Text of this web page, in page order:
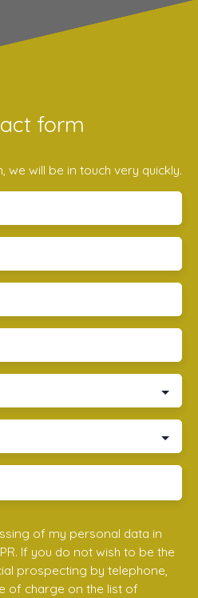
form
we will be in touch very quickly.
of my personal data in
If you do not wish to be the
prospecting by telephone,
of charge on the list of